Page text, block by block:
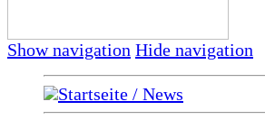
Show navigation Hide navigation
Startseite / News